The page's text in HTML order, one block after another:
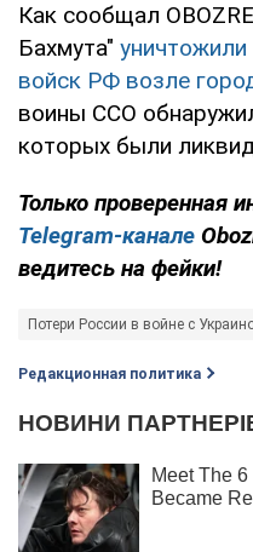
Как сообщал
Бахмута"
войск РФ возле
воины ССО
которых были
Только проверенная
Telegram-канале
ведитесь на фейки!
Потери России в войне с
Редакционная политика